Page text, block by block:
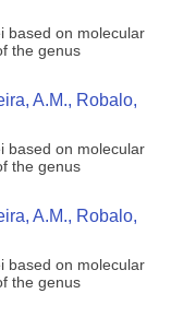
based on molecular
the genus
A.M., Robalo,
based on molecular
the genus
A.M., Robalo,
based on molecular
the genus